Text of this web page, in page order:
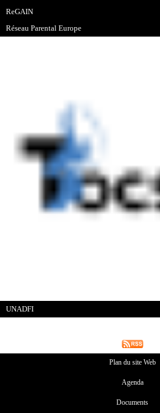
ReGAIN
Réseau Parental Europe
UNADFI
Plan du site Web
Agenda
Documents